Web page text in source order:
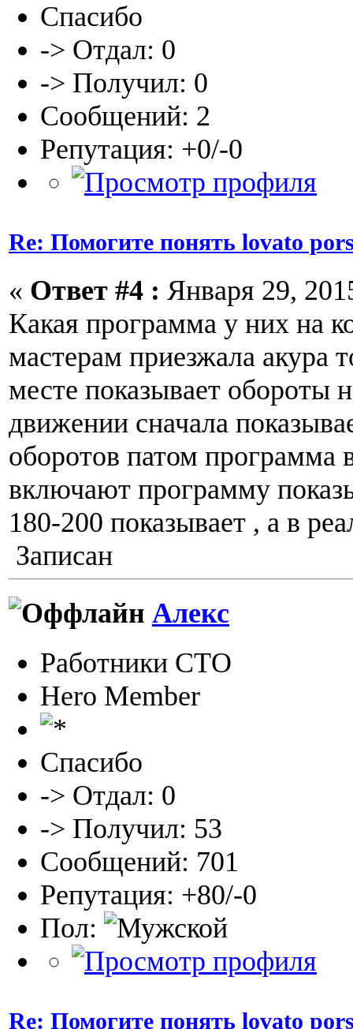
Спасибо
-> Отдал: 0
-> Получил: 0
Сообщений: 2
Репутация: +0/-0
Re: Помогите понять lovato
« Ответ #4 : Января 29,
Какая программа у них на
мастерам приезжала акура
месте показывает обороты
движении сначала
оборотов патом программа
включают программу
180-200 показывает , а в
Записан
Алекс
Работники СТО
Hero Member
Спасибо
-> Отдал: 0
-> Получил: 53
Сообщений: 701
Репутация: +80/-0
Пол:
Re: Помогите понять lovato